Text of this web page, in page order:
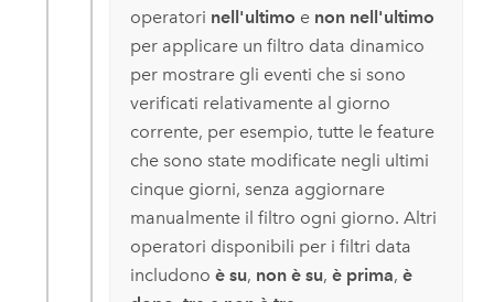
operatori nell'ultimo e non nell'ultimo
per applicare un filtro data dinamico
per mostrare gli eventi che si sono
verificati relativamente al giorno
corrente, per esempio, tutte le feature
che sono state modificate negli ultimi
cinque giorni, senza aggiornare
manualmente il filtro ogni giorno. Altri
operatori disponibili per i filtri data
includono è su, non è su, è prima, è